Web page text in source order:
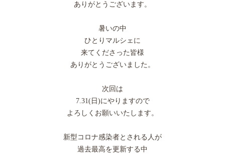
ありがとうございます。
暑いの中
ひとりマルシェに
来てくださった皆様
ありがとうございました。
次回は
7.31(日)にやりますので
よろしくお願いいたします。
新型コロナ感染者とされる人が
過去最高を更新する中